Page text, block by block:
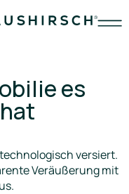
es
versiert.
Veräußerung mit